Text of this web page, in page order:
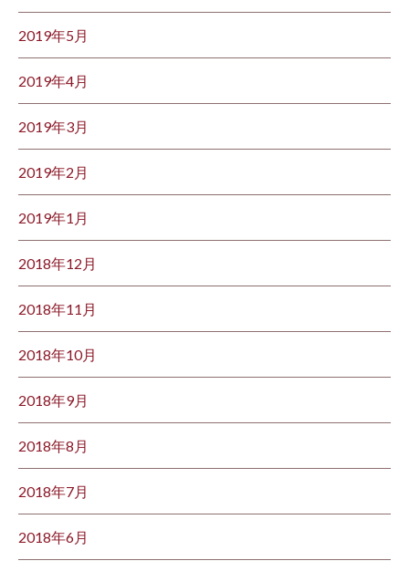
2019年5月
2019年4月
2019年3月
2019年2月
2019年1月
2018年12月
2018年11月
2018年10月
2018年9月
2018年8月
2018年7月
2018年6月